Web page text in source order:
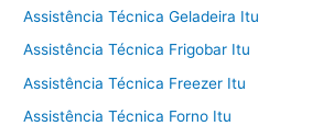
Assistência Técnica Geladeira Itu
Assistência Técnica Frigobar Itu
Assistência Técnica Freezer Itu
Assistência Técnica Forno Itu